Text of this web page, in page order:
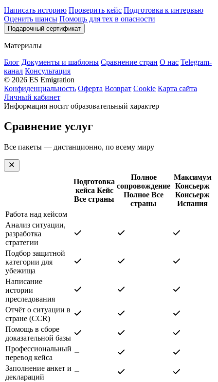
Написать историю Проверить кейс Подготовка к интервью
Оценить шансы Помощь для тех в опасности
Подарочный сертификат
Материалы
Блог Документы и шаблоны Сравнение стран О нас Telegram-
канал Консультация
© 2026 ES Emigration
Конфиденциальность Оферта Возврат Cookie Карта сайта
Личный кабинет
Информация носит образовательный характер
Сравнение услуг
Все пакеты — дистанционно, по всему миру
Подготовка
кейса Кейс
Все страны
Полное
сопровождение
Полное Все
страны
Максимум
Консьерж
Консьерж
Испания
Работа над кейсом
Анализ ситуации,
разработка
стратегии
Подбор защитной
категории для
убежища
Написание
истории
преследования
Отчёт о ситуации в
стране (CCR)
Помощь в сборе
доказательной базы
Профессиональный
перевод кейса
Заполнение анкет и
деклараций